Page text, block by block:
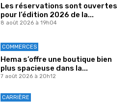
Les réservations sont ouvertes
pour l’édition 2026 de la...
8 août 2026 à 19h04
COMMERCES
Hema s’offre une boutique bien
plus spacieuse dans la...
7 août 2026 à 20h12
CARRIÈRE